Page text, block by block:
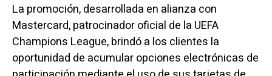
La promoción, desarrollada en alianza con
Mastercard, patrocinador oficial de la UEFA
Champions League, brindó a los clientes la
oportunidad de acumular opciones electrónicas de